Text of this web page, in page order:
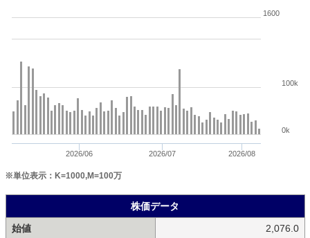
2026/06 2026/07 2026/08
1600
0k
100k
※単位表示：K=1000,M=100万
株価データ
始値
2,076.0